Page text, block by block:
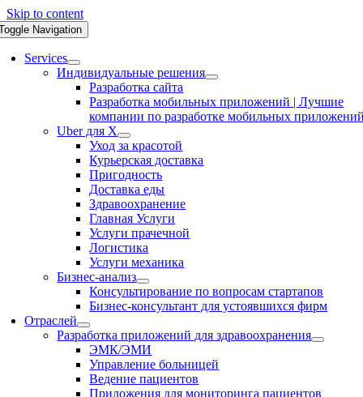
Skip to content
Navigation
Services
Индивидуальные решения
Разработка сайта
Разработка мобильных приложений | Лучшие
компании по разработке мобильных
Uber для X
Уход за красотой
Курьерская доставка
Пригодность
Доставка еды
Здравоохранение
Главная Услуги
Услуги прачечной
Логистика
Услуги механика
Бизнес-анализ
Консультирование по вопросам стартапов
Бизнес-консультант для устоявшихся фирм
Отраслей
Разработка приложений для здравоохранения
ЭМК/ЭМИ
Управление больницей
Ведение пациентов
Приложения для мониторинга пациентов